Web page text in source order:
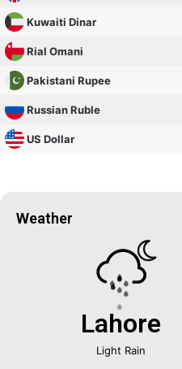
Kuwaiti Dinar
Rial Omani
Pakistani Rupee
Russian Ruble
US Dollar
Weather
Lahore
Light Rain